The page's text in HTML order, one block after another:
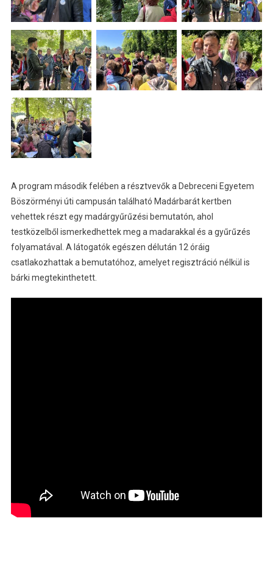
A program második felében a résztvevők a Debreceni Egyetem
Böszörményi úti campusán található Madárbarát kertben
vehettek részt egy madárgyűrűzési bemutatón, ahol
testközelből ismerkedhettek meg a madarakkal és a gyűrűzés
folyamatával. A látogatók egészen délután 12 óráig
csatlakozhattak a bemutatóhoz, amelyet regisztráció nélkül is
bárki megtekinthetett.